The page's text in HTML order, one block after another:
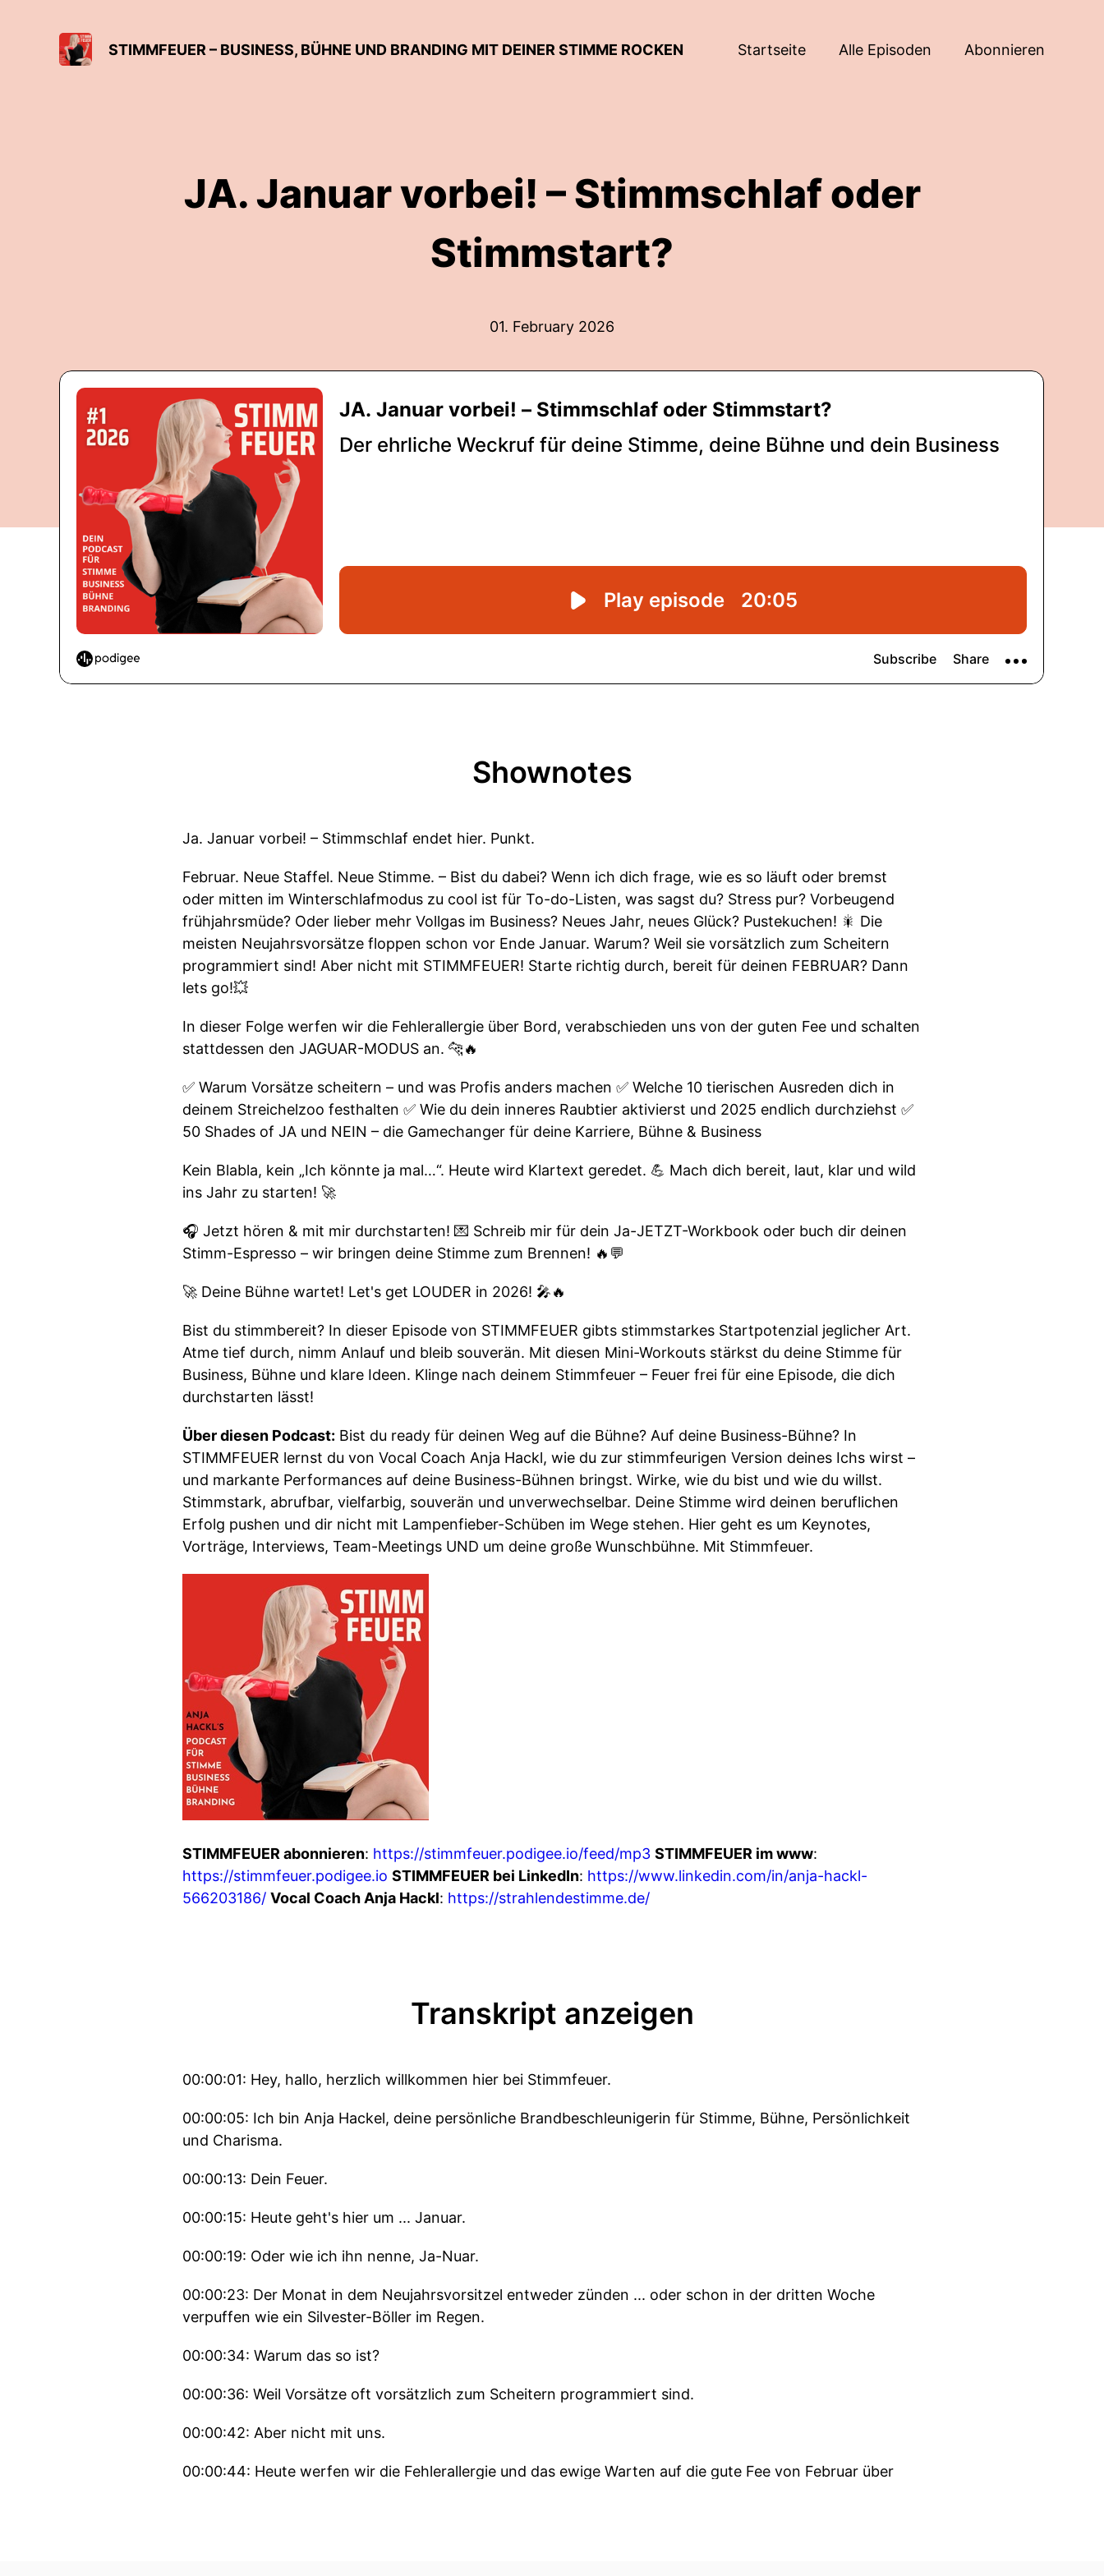
STIMMFEUER – BUSINESS, BÜHNE UND BRANDING MIT DEINER STIMME ROCKEN Startseite Alle Episoden Abonnieren
JA. Januar vorbei! – Stimmschlaf oder
Stimmstart?
01. February 2026
Shownotes
Ja. Januar vorbei! – Stimmschlaf endet hier. Punkt.
Februar. Neue Staffel. Neue Stimme. – Bist du dabei? Wenn ich dich frage, wie es so läuft oder bremst
oder mitten im Winterschlafmodus zu cool ist für To-do-Listen, was sagst du? Stress pur? Vorbeugend
frühjahrsmüde? Oder lieber mehr Vollgas im Business? Neues Jahr, neues Glück? Pustekuchen! 🎇 Die
meisten Neujahrsvorsätze floppen schon vor Ende Januar. Warum? Weil sie vorsätzlich zum Scheitern
programmiert sind! Aber nicht mit STIMMFEUER! Starte richtig durch, bereit für deinen FEBRUAR? Dann
lets go!💥
In dieser Folge werfen wir die Fehlerallergie über Bord, verabschieden uns von der guten Fee und schalten
stattdessen den JAGUAR-MODUS an. 🐆🔥
✅ Warum Vorsätze scheitern – und was Profis anders machen ✅ Welche 10 tierischen Ausreden dich in
deinem Streichelzoo festhalten ✅ Wie du dein inneres Raubtier aktivierst und 2025 endlich durchziehst ✅
50 Shades of JA und NEIN – die Gamechanger für deine Karriere, Bühne & Business
Kein Blabla, kein „Ich könnte ja mal…“. Heute wird Klartext geredet. 💪 Mach dich bereit, laut, klar und wild
ins Jahr zu starten! 🚀
🎧 Jetzt hören & mit mir durchstarten! 💌 Schreib mir für dein Ja-JETZT-Workbook oder buch dir deinen
Stimm-Espresso – wir bringen deine Stimme zum Brennen! 🔥💬
🚀 Deine Bühne wartet! Let's get LOUDER in 2026! 🎤🔥
Bist du stimmbereit? In dieser Episode von STIMMFEUER gibts stimmstarkes Startpotenzial jeglicher Art.
Atme tief durch, nimm Anlauf und bleib souverän. Mit diesen Mini-Workouts stärkst du deine Stimme für
Business, Bühne und klare Ideen. Klinge nach deinem Stimmfeuer – Feuer frei für eine Episode, die dich
durchstarten lässt!
Über diesen Podcast: Bist du ready für deinen Weg auf die Bühne? Auf deine Business-Bühne? In
STIMMFEUER lernst du von Vocal Coach Anja Hackl, wie du zur stimmfeurigen Version deines Ichs wirst –
und markante Performances auf deine Business-Bühnen bringst. Wirke, wie du bist und wie du willst.
Stimmstark, abrufbar, vielfarbig, souverän und unverwechselbar. Deine Stimme wird deinen beruflichen
Erfolg pushen und dir nicht mit Lampenfieber-Schüben im Wege stehen. Hier geht es um Keynotes,
Vorträge, Interviews, Team-Meetings UND um deine große Wunschbühne. Mit Stimmfeuer.
STIMMFEUER abonnieren: https://stimmfeuer.podigee.io/feed/mp3 STIMMFEUER im www:
https://stimmfeuer.podigee.io STIMMFEUER bei LinkedIn: https://www.linkedin.com/in/anja-hackl-
566203186/ Vocal Coach Anja Hackl: https://strahlendestimme.de/
Transkript anzeigen
00:00:01: Hey, hallo, herzlich willkommen hier bei Stimmfeuer.
00:00:05: Ich bin Anja Hackel, deine persönliche Brandbeschleunigerin für Stimme, Bühne, Persönlichkeit
und Charisma.
00:00:13: Dein Feuer.
00:00:15: Heute geht's hier um ... Januar.
00:00:19: Oder wie ich ihn nenne, Ja-Nuar.
00:00:23: Der Monat in dem Neujahrsvorsitzel entweder zünden ... oder schon in der dritten Woche
verpuffen wie ein Silvester-Böller im Regen.
00:00:34: Warum das so ist?
00:00:36: Weil Vorsätze oft vorsätzlich zum Scheitern programmiert sind.
00:00:42: Aber nicht mit uns.
00:00:44: Heute werfen wir die Fehlerallergie und das ewige Warten auf die gute Fee von Februar über